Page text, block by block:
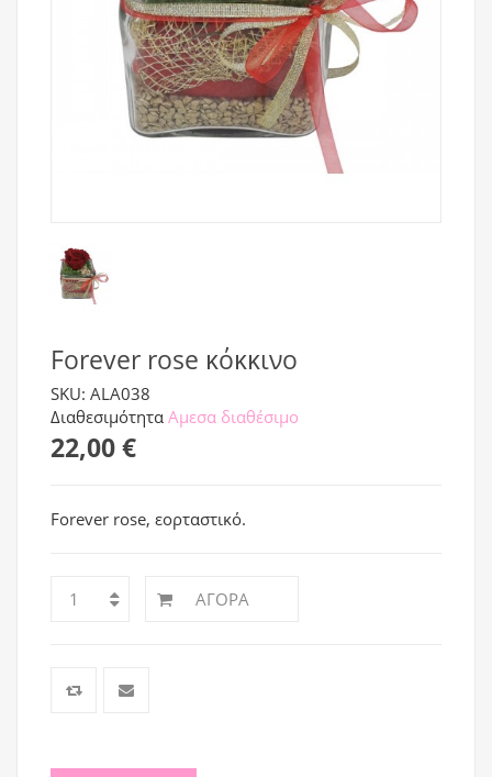
Forever rose κόκκινο
SKU: ALA038
Διαθεσιμότητα Αμεσα διαθέσιμο
22,00 €
Forever rose, εορταστικό.
ΑΓΟΡΆ